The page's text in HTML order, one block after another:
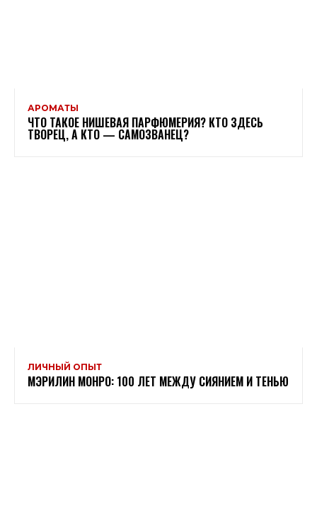
АРОМАТЫ
ЧТО ТАКОЕ НИШЕВАЯ ПАРФЮМЕРИЯ? КТО ЗДЕСЬ
ТВОРЕЦ, А КТО — САМОЗВАНЕЦ?
ЛИЧНЫЙ ОПЫТ
МЭРИЛИН МОНРО: 100 ЛЕТ МЕЖДУ СИЯНИЕМ И ТЕНЬЮ